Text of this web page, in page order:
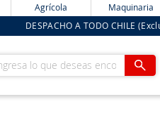
Agrícola Maquinaria
DESPACHO A TODO CHILE
lo que deseas encontrar